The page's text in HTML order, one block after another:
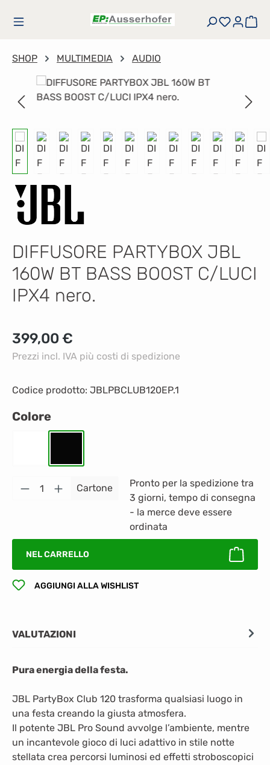
Passa al contenuto principale
Hai 0Il
SHOP MULTIMEDIA AUDIO
Salta la galleria di immagini
DIFFUSORE PARTYBOX JBL
160W BT BASS BOOST C/LUCI
IPX4 nero.
Prezzo normale:
399,00 €
Prezzi incl. IVA più costi di spedizione
Codice prodotto: JBLPBCLUB120EP.1
Seleziona
Colore
Quantità del prodotto: inserisci la
Cartone
Pronto per la spedizione tra
3 giorni, tempo di consegna
- la merce deve essere
ordinata
NEL CARRELLO
AGGIUNGI ALLA WISHLIST
VALUTAZIONI
Pura energia della festa.
JBL PartyBox Club 120 trasforma qualsiasi luogo in
una festa creando la giusta atmosfera.
Il potente JBL Pro Sound avvolge l’ambiente, mentre
un incantevole gioco di luci adattivo in stile notte
stellata crea percorsi luminosi ed effetti stroboscopici